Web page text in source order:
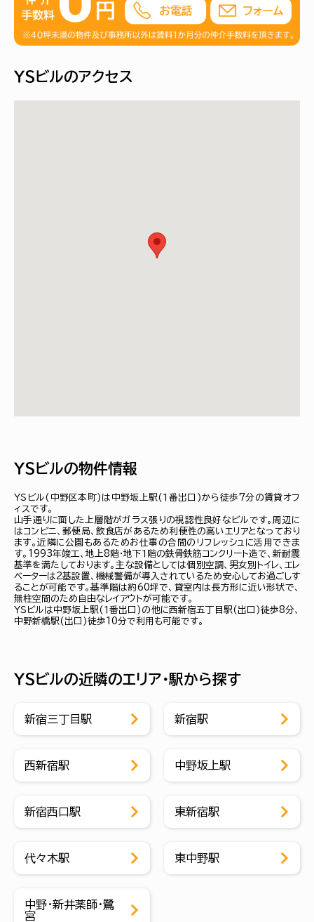
ＹＳビルのアクセス
ＹＳビルの物件情報
ＹＳビル(中野区本町)は中野坂上駅(１番出口)から徒歩7分の賃貸オフ
ィスです。
山手通りに面した上層階がガラス張りの視認性良好なビルです。周辺に
はコンビニ、郵便局、飲食店があるため利便性の高いエリアとなっており
ます。近隣に公園もあるためお仕事の合間のリフレッシュに活用できま
す。1993年竣工、地上8階・地下１階の鉄骨鉄筋コンクリート造で、新耐震
基準を満たしております。主な設備としては個別空調、男女別トイレ、エレ
ベーターは2基設置、機械警備が導入されているため安心してお過ごしす
ることが可能です。基準階は約60坪で、貸室内は長方形に近い形状で、
無柱空間のため自由なレイアウトが可能です。
ＹＳビルは中野坂上駅(１番出口)の他に西新宿五丁目駅(出口)徒歩8分、
中野新橋駅(出口)徒歩10分で利用も可能です。
ＹＳビルの近隣のエリア・駅から探す
新宿三丁目駅 新宿駅
西新宿駅 中野坂上駅
新宿西口駅 東新宿駅
代々木駅 東中野駅
中野・新井薬師・鷺
宮